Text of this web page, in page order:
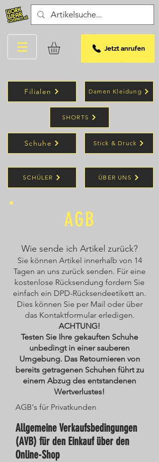
Jetzt anrufen
Filialen Damen Kleidung
SHORTS
Schuhe Stick & Druck
SCHÜLER ÜBER UNS
AGB
Wie sende ich Artikel zurück?
Sie können Artikel innerhalb von 14
Tagen an uns zurück senden. Für eine
kostenlose Rücksendung fordern Sie
einfach ein DPD-Rücksendeetikett an.
Dies können Sie per Mail oder über
das Kontaktformular erledigen.
ACHTUNG!
Testen Sie Ihre gekauften Schuhe
unbedingt in einer sauberen
Umgebung. Das Retournieren von
bereits getragenen Schuhen führt zu
einem Abzug des entstandenen
Wertverlustes!
AGB's für Privatkunden
Allgemeine Verkaufsbedingungen
(AVB) für den Einkauf über den
Online-Shop